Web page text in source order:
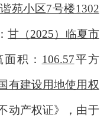
苑小区7号楼1302
甘（2025）临夏市
面积： 106.57平方
有建设用地使用权
动产权证》， 由于